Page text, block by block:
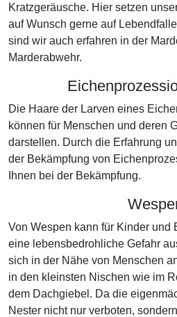
Kratzgeräusche. Hier setzen
auf Wunsch gerne auf
sind wir auch erfahren in der
Marderabwehr.
Die Haare der Larven eines
können für Menschen und deren
darstellen. Durch die Erfahrung
der Bekämpfung von
Ihnen bei der Bekämpfung.
Von Wespen kann für Kinder und
eine lebensbedrohliche Gefahr
sich in der Nähe von Menschen
in den kleinsten Nischen wie im
dem Dachgiebel. Da die
Nester nicht nur verboten,